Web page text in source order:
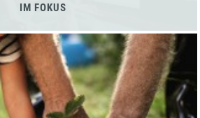
IM FOKUS